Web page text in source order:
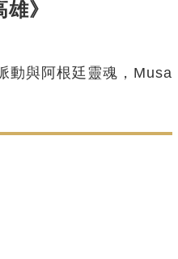
》
動與阿根廷靈魂，Musa